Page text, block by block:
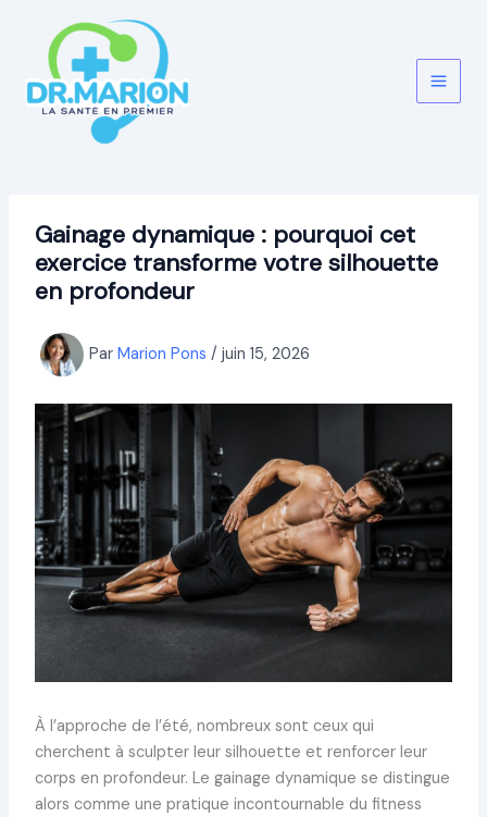
contenu
Gainage dynamique : pourquoi cet
exercice transforme votre silhouette
en profondeur
Par Marion Pons / juin 15, 2026
À l’approche de l’été, nombreux sont ceux qui
cherchent à sculpter leur silhouette et renforcer leur
corps en profondeur. Le gainage dynamique se distingue
alors comme une pratique incontournable du fitness